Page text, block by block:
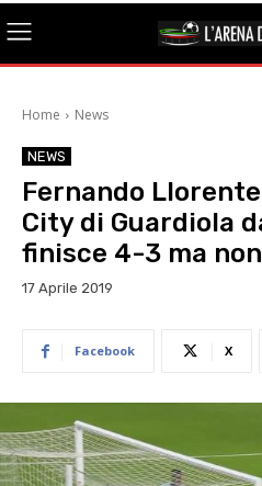
Home News
NEWS
Fernando
City di Guardiola
finisce 4-3 ma
17 Aprile 2019
Facebook X